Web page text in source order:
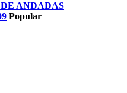
ANDADAS
Popular